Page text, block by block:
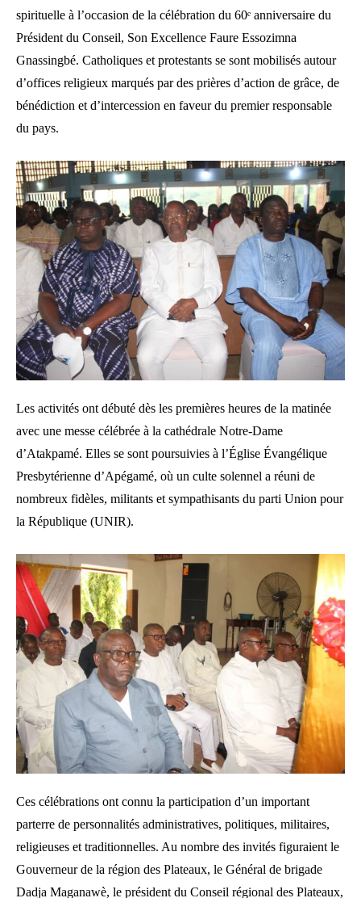
spirituelle à l’occasion de la célébration du 60ᵉ anniversaire du
Président du Conseil, Son Excellence Faure Essozimna
Gnassingbé. Catholiques et protestants se sont mobilisés autour
d’offices religieux marqués par des prières d’action de grâce, de
bénédiction et d’intercession en faveur du premier responsable
du pays.
Les activités ont débuté dès les premières heures de la matinée
avec une messe célébrée à la cathédrale Notre-Dame
d’Atakpamé. Elles se sont poursuivies à l’Église Évangélique
Presbytérienne d’Apégamé, où un culte solennel a réuni de
nombreux fidèles, militants et sympathisants du parti Union pour
la République (UNIR).
Ces célébrations ont connu la participation d’un important
parterre de personnalités administratives, politiques, militaires,
religieuses et traditionnelles. Au nombre des invités figuraient le
Gouverneur de la région des Plateaux, le Général de brigade
Dadja Maganawè, le président du Conseil régional des Plateaux,